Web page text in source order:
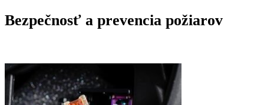
Bezpečnosť a prevencia požiarov